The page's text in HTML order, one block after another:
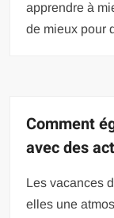
apprendre à
de mieux pour
Comment
avec des
Les vacances
elles une